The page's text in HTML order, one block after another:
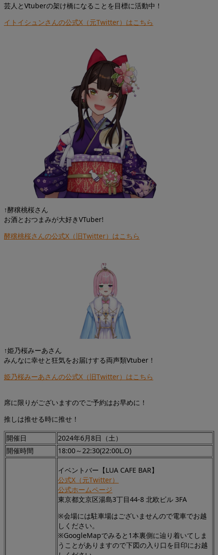
芸人とVtuberの架け橋になることを目標に活動中！
イトイシュンさんの公式X（元Twitter）はこちら
↑酵穣桃桜さん
お酒とおつまみが大好きVTuber!
酵穣桃桜さんの公式X（旧Twitter）はこちら
↑姫乃桜みーあさん
みんなに幸せと狂気をお届けする両声類Vtuber！
姫乃桜みーあさんの公式X（旧Twitter）はこちら
席に限りがございますのでご予約はお早めに！
推しは推せる時に推せ！
開催日
2024年6月8日（土）
開催時間
18:00～22:30(22:00L.O)
イベントバー【LUA CAFE BAR】
公式X（元Twitter）
公式ホームページ
東京都文京区湯島3丁目44-8 北欧ビル 3FA
※会場には駐車場はございませんので電車でお越
しください。
※GoogleMapでみると1本裏側に辿り着いてしま
うことがありますので下図の入り口を目印にお越